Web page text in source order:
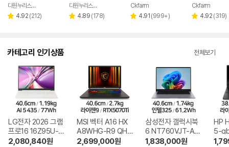
페이
다원누리스토어
별 4.92 리
(212)
페이
다원누리스토어
별 4.89 리
(178)
페이
Ckfarm
별 4.91 리
(999+)
페이
Ckfarm
별 4.92 리
(319)
카테고리 인기상품 전체보기
LG전자 2026 그램
프로16 16Z95U-G
S5WK
2,080,840원
MSI 벡터 A16 HX
A8WHG-R9 QHD
+
2,699,000원
삼성전자 갤럭시북
6 NT760VJT-A51
A
1,838,000원
HP
5-